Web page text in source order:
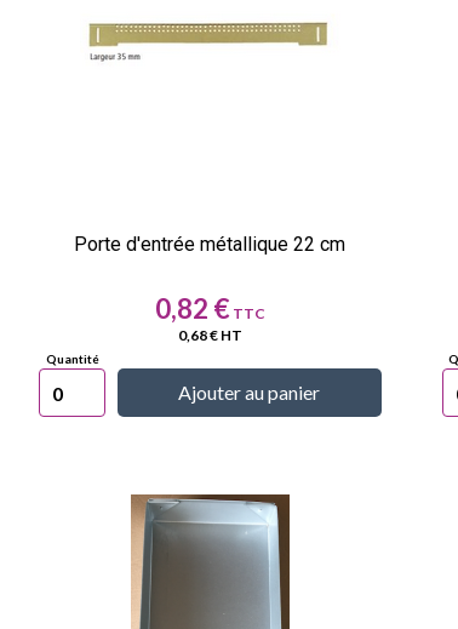
Porte d'entrée métallique 22 cm
Prix
0,82 €
0,68 € HT
Ajouter au panier